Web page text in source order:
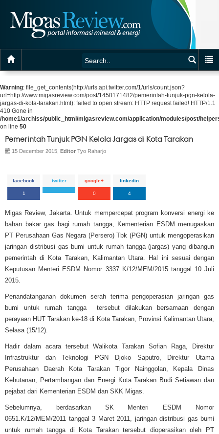
Warning: file_get_contents(http://urls.api.twitter.com/1/urls/count.json?
url=http://www.migasreview.com/post/1450171482/pemerintah-tunjuk-pgn-kelola-
jargas-di-kota-tarakan.html): failed to open stream: HTTP request failed! HTTP/1.1
410 Gone in
/home1/archiss/public_html/migasreview.com/application/modules/post/
on line 50
Pemerintah Tunjuk PGN Kelola Jargas di Kota Tarakan
15 December 2015, Editor Tyo Raharjo
facebook
1
twitter google+
0
linkedin
4
Migas Review, Jakarta. Untuk mempercepat program konversi energi ke
bahan bakar gas bagi rumah tangga, Kementerian ESDM menugaskan
PT Perusahaan Gas Negara (Persero) Tbk (PGN) untuk mengoperasikan
jaringan distribusi gas bumi untuk rumah tangga (jargas) yang dibangun
pemerintah di Kota Tarakan, Kalimantan Utara. Hal ini sesuai dengan
Keputusan Menteri ESDM Nomor 3337 K/12/MEM/2015 tanggal 10 Juli
2015.
Penandatanganan dokumen serah terima pengoperasian jaringan gas
bumi untuk rumah tangga tersebut dilakukan bersamaan dengan
perayaan HUT Tarakan ke-18 di Kota Tarakan, Provinsi Kalimantan Utara,
Selasa (15/12).
Hadir dalam acara tersebut Walikota Tarakan Sofian Raga, Direktur
Infrastruktur dan Teknologi PGN Djoko Saputro, Direktur Utama
Perusahaan Daerah Kota Tarakan Tigor Nainggolan, Kepala Dinas
Kehutanan, Pertambangan dan Energi Kota Tarakan Budi Setiawan dan
pejabat dari Kementerian ESDM dan SKK Migas.
Sebelumnya, berdasarkan SK Menteri ESDM Nomor
0651.K/12/MEM/2011 tanggal 3 Maret 2011, jaringan distribusi gas bumi
untuk rumah tangga di Kota Tarakan tersebut dioperasikan oleh PT